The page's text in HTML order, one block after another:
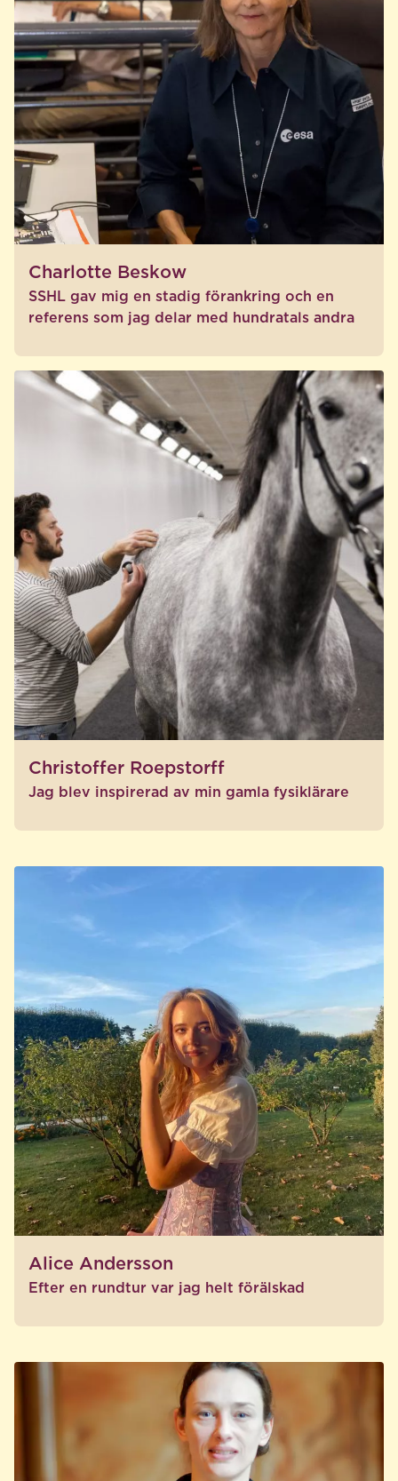
Charlotte Beskow
SSHL gav mig en stadig förankring och en
referens som jag delar med hundratals andra
Christoffer Roepstorff
Jag blev inspirerad av min gamla fysiklärare
Alice Andersson
Efter en rundtur var jag helt förälskad